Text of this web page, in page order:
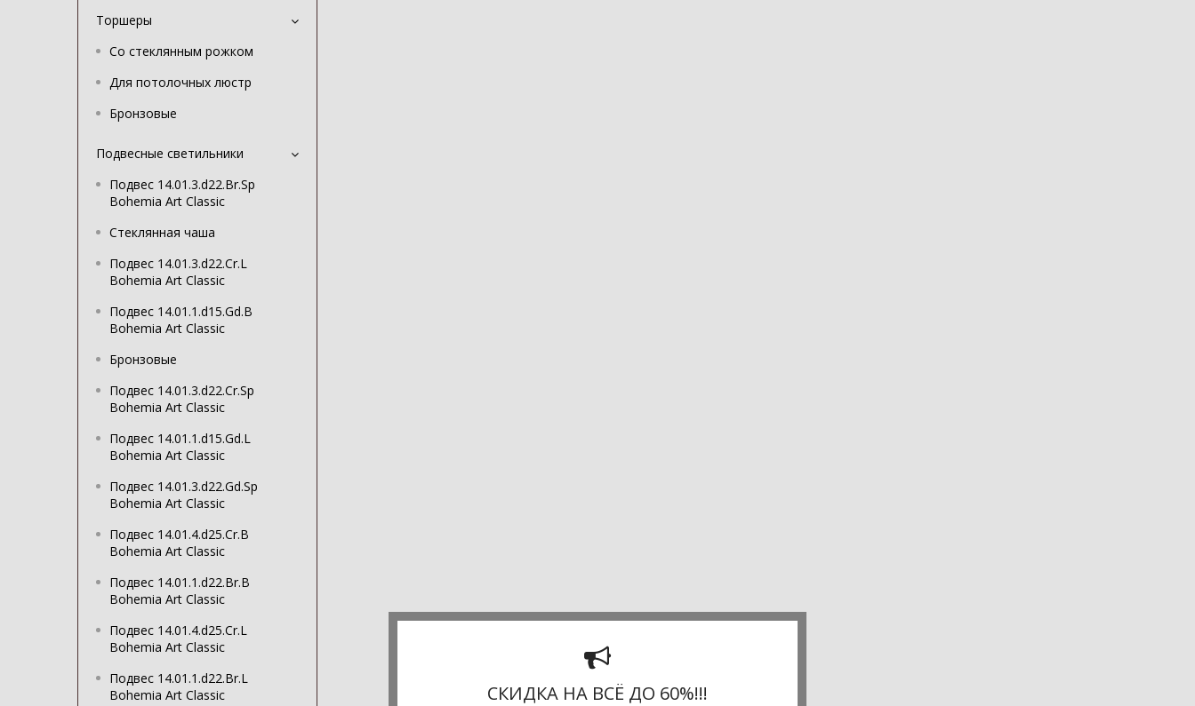
Торшеры
Со стеклянным рожком
Для потолочных люстр
Бронзовые
Подвесные светильники
Подвес 14.01.3.d22.Br.Sp
Bohemia Art Classic
Стеклянная чаша
Подвес 14.01.3.d22.Cr.L
Bohemia Art Classic
Подвес 14.01.1.d15.Gd.B
Bohemia Art Classic
Бронзовые
Подвес 14.01.3.d22.Cr.Sp
Bohemia Art Classic
Подвес 14.01.1.d15.Gd.L
Bohemia Art Classic
Подвес 14.01.3.d22.Gd.Sp
Bohemia Art Classic
Подвес 14.01.4.d25.Cr.B
Bohemia Art Classic
Подвес 14.01.1.d22.Br.B
Bohemia Art Classic
Подвес 14.01.4.d25.Cr.L
Bohemia Art Classic
Подвес 14.01.1.d22.Br.L
Bohemia Art Classic
СКИДКА НА ВСЁ ДО 60%!!!